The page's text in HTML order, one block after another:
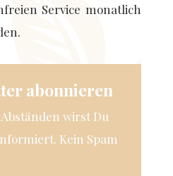
Service monatlich
abonnieren
wirst Du
Kein Spam